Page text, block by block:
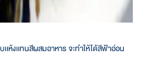
ห้งเเทนสีผสมอาหาร จะทำให้ได้สีฟ้าอ่อน